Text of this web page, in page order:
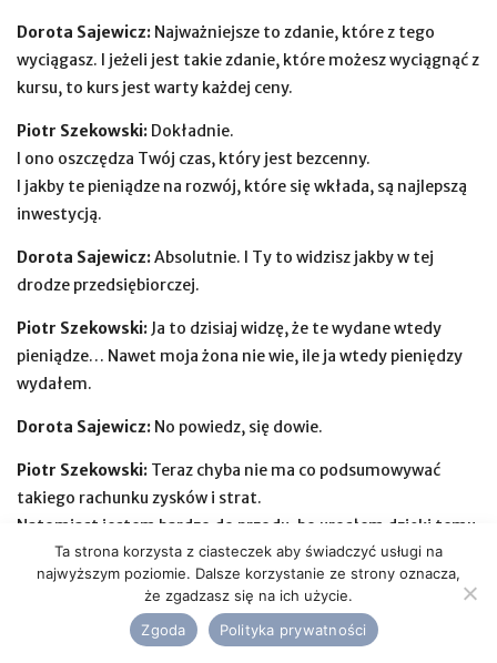
Dorota Sajewicz: Najważniejsze to zdanie, które z tego
wyciągasz. I jeżeli jest takie zdanie, które możesz wyciągnąć z
kursu, to kurs jest warty każdej ceny.
Piotr Szekowski: Dokładnie.
I ono oszczędza Twój czas, który jest bezcenny.
I jakby te pieniądze na rozwój, które się wkłada, są najlepszą
inwestycją.
Dorota Sajewicz:Absolutnie. I Ty to widzisz jakby w tej
drodze przedsiębiorczej.
Piotr Szekowski: Ja to dzisiaj widzę, że te wydane wtedy
pieniądze… Nawet moja żona nie wie, ile ja wtedy pieniędzy
wydałem.
Dorota Sajewicz: No powiedz, się dowie.
Piotr Szekowski: Teraz chyba nie ma co podsumowywać
takiego rachunku zysków i strat.
Natomiast jestem bardzo do przodu, bo urosłem dzięki temu.
Zbudowałem jakąś markę, dotarłem do rzeszy ludzi.
KONFRONTACJA Z
RZECZYWISTOŚCIĄ
Ta strona korzysta z ciasteczek aby świadczyć usługi na
najwyższym poziomie. Dalsze korzystanie ze strony oznacza,
że zgadzasz się na ich użycie.
Zgoda
Polityka prywatności